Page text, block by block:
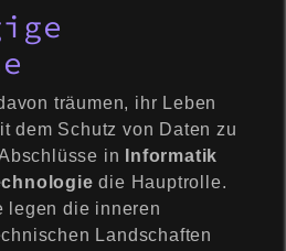
träumen, ihr Leben
dem Schutz von Daten zu
in
Informatik
die Hauptrolle.
legen die inneren
Landschaften